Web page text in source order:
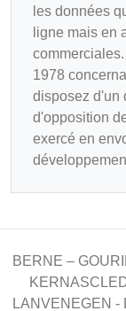
les données
ligne mais en
1978
disposez d'un
d'opposition
exercé en
BERNE –
LANVENEGEN -